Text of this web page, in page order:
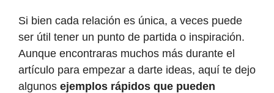
Si bien cada relación es única, a veces puede
ser útil tener un punto de partida o inspiración.
Aunque encontraras muchos más durante el
artículo para empezar a darte ideas, aquí te dejo
algunos ejemplos rápidos que pueden